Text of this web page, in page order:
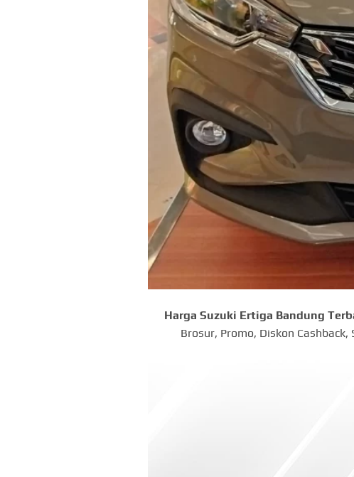
Harga Suzuki Ertiga Bandung
Brosur, Promo, Diskon